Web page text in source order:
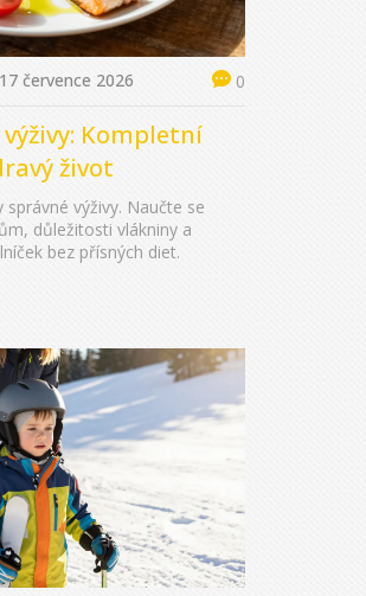
17 července 2026 0
Kompletní
život
výživy. Naučte se
důležitosti vlákniny a
bez přísných diet.